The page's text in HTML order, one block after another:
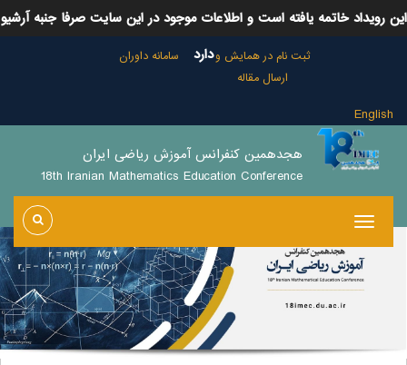
این رویداد خاتمه یافته است و اطلاعات موجود در این سایت صرفا جنبه آرشیو
داردثبت نام در همایش و
ارسال مقاله
سامانه داوران
English
هجدهمین کنفرانس آموزش ریاضی ایران
18th Iranian Mathematics Education Conference